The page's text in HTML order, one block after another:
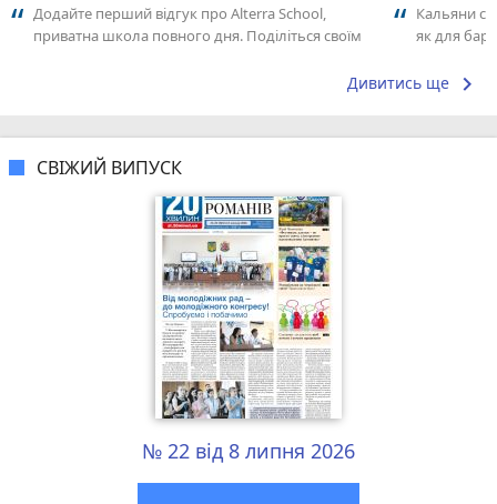
Додайте перший відгук про Alterra School,
приватна школа повного дня. Поділіться своїм
Кальяни
як для
Дивитись ще keyboard_arrow_right
СВІЖИЙ ВИПУСК
№ 22 від 8 липня 2026